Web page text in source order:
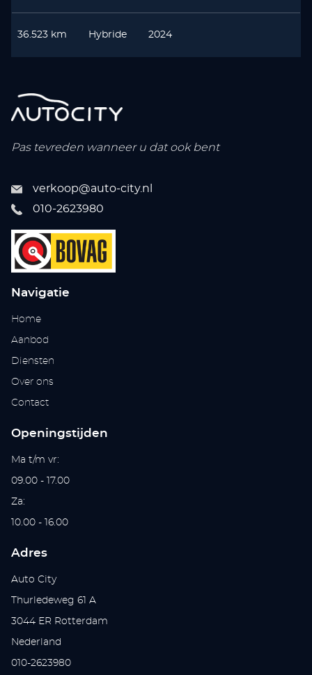
36.523 km Hybride 2024
Pas tevreden wanneer u dat ook bent
verkoop@auto-city.nl
010-2623980
Navigatie
Home
Aanbod
Diensten
Over ons
Contact
Openingstijden
Ma t/m vr:
09.00 - 17.00
Za:
10.00 - 16.00
Adres
Auto City
Thurledeweg 61 A
3044 ER Rotterdam
Nederland
010-2623980